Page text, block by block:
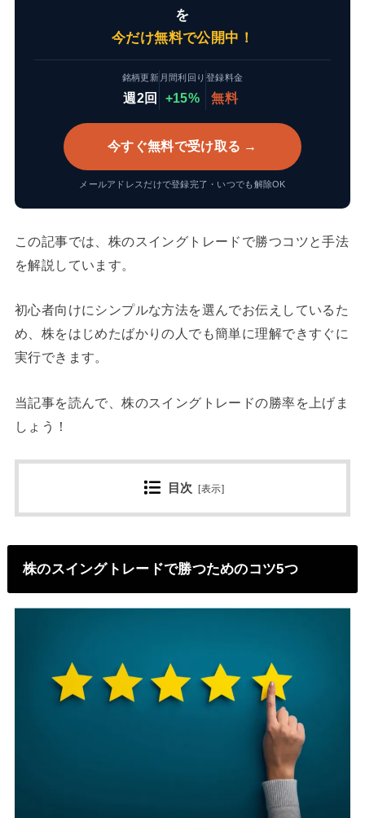
を
今だけ無料で公開中！
銘柄更新
週2回
月間利回り
+15%
登録料金
無料
今すぐ無料で受け取る →
メールアドレスだけで登録完了・いつでも解除OK
この記事では、株のスイングトレードで勝つコツと手法
を解説しています。
初心者向けにシンプルな方法を選んでお伝えしているた
め、株をはじめたばかりの人でも簡単に理解できすぐに
実行できます。
当記事を読んで、株のスイングトレードの勝率を上げま
しょう！
目次 [表示]
株のスイングトレードで勝つためのコツ5つ